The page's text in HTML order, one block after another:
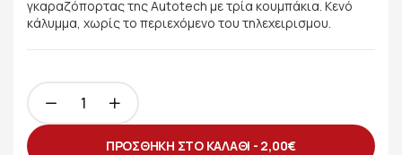
γκαραζόπορτας της Autotech με τρία κουμπάκια. Κενό
κάλυμμα, χωρίς το περιεχόμενο του τηλεχειρισμου.
ΠΡΟΣΘΗΚΗ ΣΤΟ ΚΑΛΑΘΙ - 2,00€